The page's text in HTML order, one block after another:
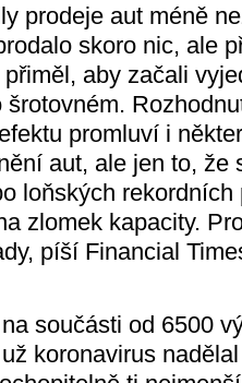
prodeje aut méně
skoro nic, ale
aby začali
promluví i
aut, ale jen to, že
loňských
zlomek kapacity.
píší Financial
součásti od 6500
koronavirus